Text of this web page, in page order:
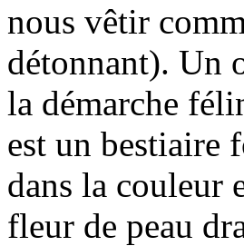
nous vêtir
détonnant). Un
la démarche
est un bestiaire
dans la couleur
fleur de peau